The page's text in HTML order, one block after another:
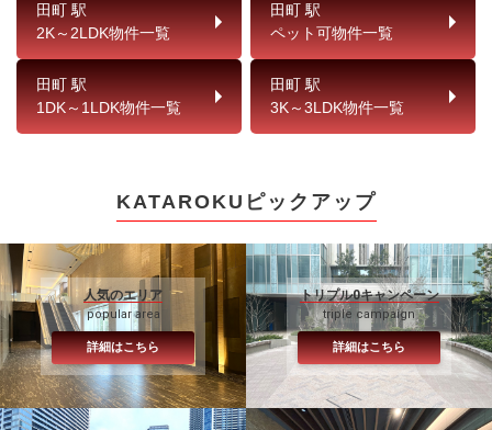
田町 駅
2K～2LDK物件一覧
田町 駅
ペット可物件一覧
田町 駅
1DK～1LDK物件一覧
田町 駅
3K～3LDK物件一覧
KATAROKUピックアップ
人気のエリア
popular area
詳細はこちら
トリプル0キャンペーン
triple campaign
詳細はこちら